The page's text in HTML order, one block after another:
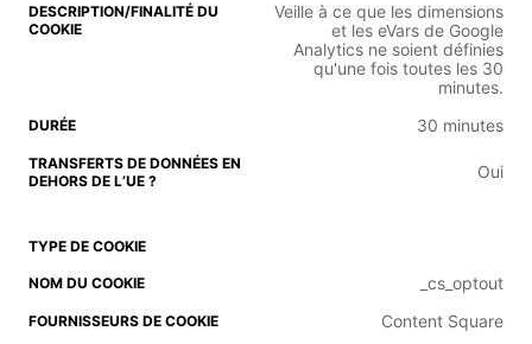
Veille à ce que les dimensions
et les eVars de Google
Analytics ne soient définies
qu'une fois toutes les 30
minutes.
30 minutes
Oui
_cs_optout
Content Square